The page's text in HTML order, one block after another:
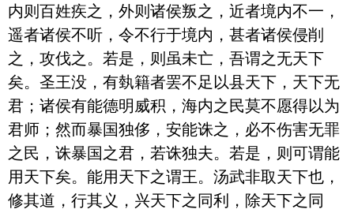
内则百姓疾之，外则诸侯叛之，近者境内不一，
遥者诸侯不听，令不行于境内，甚者诸侯侵削
之，攻伐之。若是，则虽未亡，吾谓之无天下
矣。圣王没，有埶籍者罢不足以县天下，天下无
君；诸侯有能德明威积，海内之民莫不愿得以为
君师；然而暴国独侈，安能诛之，必不伤害无罪
之民，诛暴国之君，若诛独夫。若是，则可谓能
用天下矣。能用天下之谓王。汤武非取天下也，
修其道，行其义，兴天下之同利，除天下之同